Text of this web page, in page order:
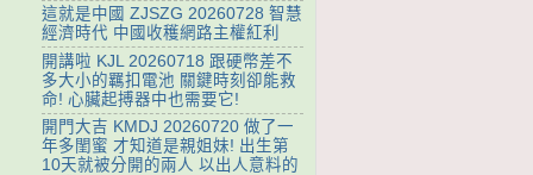
這就是中國 ZJSZG 20260728 智慧
經濟時代 中國收穫網路主權紅利
開講啦 KJL 20260718 跟硬幣差不
多大小的羈扣電池 關鍵時刻卻能救
命! 心臟起搏器中也需要它!
開門大吉 KMDJ 20260720 做了一
年多閨蜜 才知道是親姐妹! 出生第
10天就被分開的兩人 以出人意料的